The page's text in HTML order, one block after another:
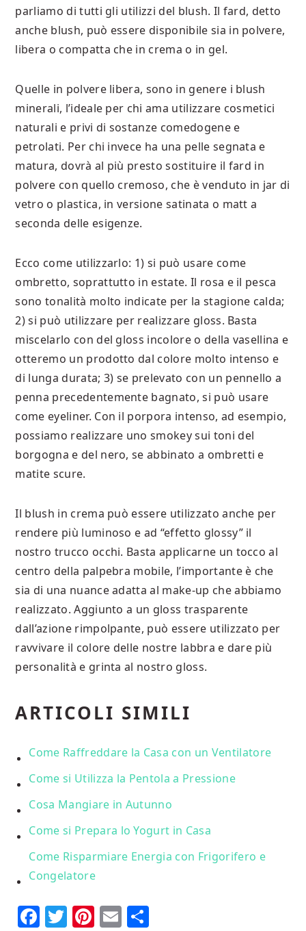
parliamo di tutti gli utilizzi del blush. Il fard, detto
anche blush, può essere disponibile sia in polvere,
libera o compatta che in crema o in gel.
Quelle in polvere libera, sono in genere i blush
minerali, l’ideale per chi ama utilizzare cosmetici
naturali e privi di sostanze comedogene e
petrolati. Per chi invece ha una pelle segnata e
matura, dovrà al più presto sostituire il fard in
polvere con quello cremoso, che è venduto in jar di
vetro o plastica, in versione satinata o matt a
seconda delle esigenze.
Ecco come utilizzarlo: 1) si può usare come
ombretto, soprattutto in estate. Il rosa e il pesca
sono tonalità molto indicate per la stagione calda;
2) si può utilizzare per realizzare gloss. Basta
miscelarlo con del gloss incolore o della vasellina e
otteremo un prodotto dal colore molto intenso e
di lunga durata; 3) se prelevato con un pennello a
penna precedentemente bagnato, si può usare
come eyeliner. Con il porpora intenso, ad esempio,
possiamo realizzare uno smokey sui toni del
borgogna e del nero, se abbinato a ombretti e
matite scure.
Il blush in crema può essere utilizzato anche per
rendere più luminoso e ad “effetto glossy” il
nostro trucco occhi. Basta applicarne un tocco al
centro della palpebra mobile, l’importante è che
sia di una nuance adatta al make-up che abbiamo
realizzato. Aggiunto a un gloss trasparente
dall’azione rimpolpante, può essere utilizzato per
ravvivare il colore delle nostre labbra e dare più
personalità e grinta al nostro gloss.
ARTICOLI SIMILI
Come Raffreddare la Casa con un Ventilatore
Come si Utilizza la Pentola a Pressione
Cosa Mangiare in Autunno
Come si Prepara lo Yogurt in Casa
Come Risparmiare Energia con Frigorifero e
Congelatore
Facebook
Twitter
Pinterest
Email